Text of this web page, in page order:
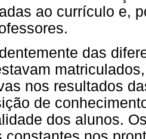
ao currículo e,
das
nos resultados
de
dos alunos.